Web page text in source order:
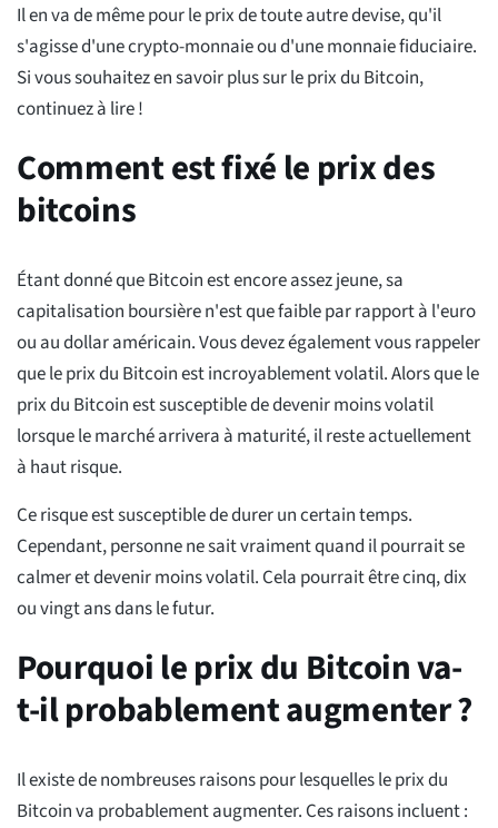
Il en va de même pour le prix de toute autre devise, qu'il
s'agisse d'une crypto-monnaie ou d'une monnaie fiduciaire.
Si vous souhaitez en savoir plus sur le prix du Bitcoin,
continuez à lire !
Comment est fixé le prix des
bitcoins
Étant donné que Bitcoin est encore assez jeune, sa
capitalisation boursière n'est que faible par rapport à l'euro
ou au dollar américain. Vous devez également vous rappeler
que le prix du Bitcoin est incroyablement volatil. Alors que le
prix du Bitcoin est susceptible de devenir moins volatil
lorsque le marché arrivera à maturité, il reste actuellement
à haut risque.
Ce risque est susceptible de durer un certain temps.
Cependant, personne ne sait vraiment quand il pourrait se
calmer et devenir moins volatil. Cela pourrait être cinq, dix
ou vingt ans dans le futur.
Pourquoi le prix du Bitcoin va-
t-il probablement augmenter ?
Il existe de nombreuses raisons pour lesquelles le prix du
Bitcoin va probablement augmenter. Ces raisons incluent :